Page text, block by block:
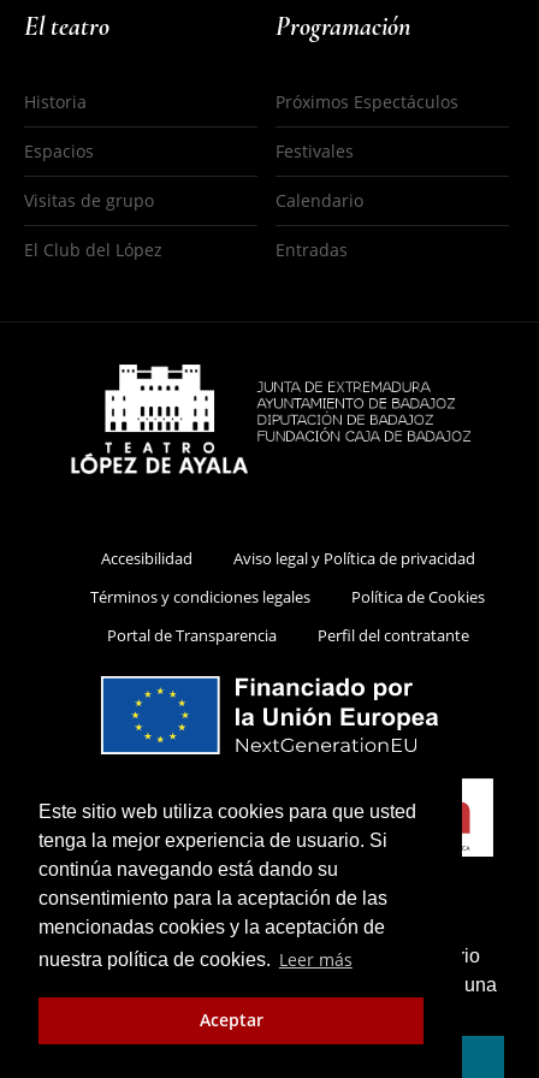
Este sitio web utiliza cookies para que usted
tenga la mejor experiencia de usuario. Si
continúa navegando está dando su
consentimiento para la aceptación de las
mencionadas cookies y la aceptación de
nuestra política de cookies. Leer más
Aceptar
¿Sabías que puedes añadir un icono en el escritorio
de tu teléfono para utilizar esta web como si fuese una
aplicación instalada?Cerrar
El teatro
Historia
Espacios
Visitas de grupo
El Club del López
Programación
Próximos Espectáculos
Festivales
Calendario
Entradas
Accesibilidad
Aviso legal y Política de privacidad
Términos y condiciones legales
Política de Cookies
Portal de Transparencia
Perfil del contratante